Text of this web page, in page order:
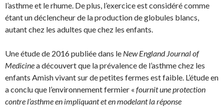
l’asthme et le rhume. De plus, l’exercice est considéré comme
étant un déclencheur de la production de globules blancs,
autant chez les adultes que chez les enfants.
Une étude de 2016 publiée dans le New England Journal of
Medicinea découvert que la prévalence de l’asthme chez les
enfants Amish vivant sur de petites fermes est faible. L’étude en
a conclu que l’environnement fermier « fournit une protection
contre l’asthme en impliquant et en modelant la réponse